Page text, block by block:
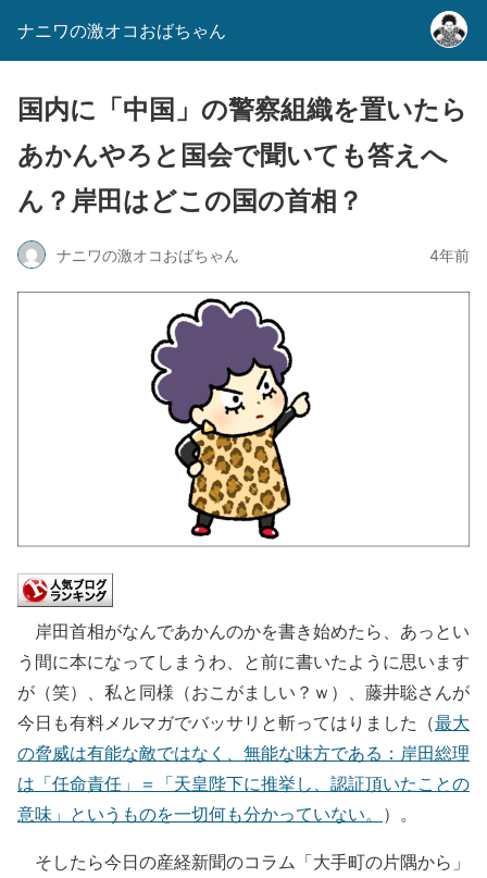
ナニワの激オコおばちゃん
国内に「中国」の警察組織を置いたら
あかんやろと国会で聞いても答えへ
ん？岸田はどこの国の首相？
ナニワの激オコおばちゃん 4年前
岸田首相がなんであかんのかを書き始めたら、あっとい
う間に本になってしまうわ、と前に書いたように思います
が（笑）、私と同様（おこがましい？ｗ）、藤井聡さんが
今日も有料メルマガでバッサリと斬ってはりました（最大
の脅威は有能な敵ではなく、無能な味方である：岸田総理
は「任命責任」＝「天皇陛下に推挙し、認証頂いたことの
意味」というものを一切何も分かっていない。 ）。
そしたら今日の産経新聞のコラム「大手町の片隅から」